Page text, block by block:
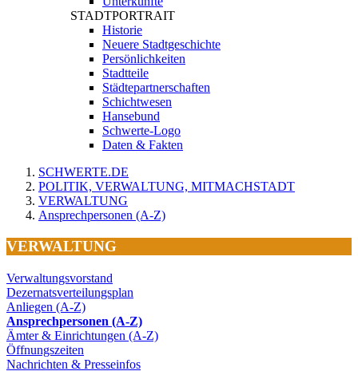
STADTPORTRAIT
Historie
Neuere Stadtgeschichte
Persönlichkeiten
Stadtteile
Städtepartnerschaften
Schichtwesen
Hansebund
Schwerte-Logo
Daten & Fakten
SCHWERTE.DE
POLITIK, VERWALTUNG, MITMACHSTADT
VERWALTUNG
Ansprechpersonen (A-Z)
VERWALTUNG
Verwaltungsvorstand
Dezernatsverteilungsplan
Anliegen (A-Z)
Ansprechpersonen (A-Z)
Ämter & Einrichtungen (A-Z)
Öffnungszeiten
Nachrichten & Presseinfos